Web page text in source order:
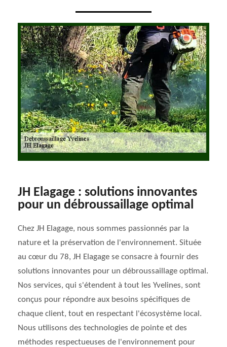
JH Elagage : solutions innovantes
pour un débroussaillage optimal
Chez JH Elagage, nous sommes passionnés par la
nature et la préservation de l'environnement. Située
au cœur du 78, JH Elagage se consacre à fournir des
solutions innovantes pour un débroussaillage optimal.
Nos services, qui s'étendent à tout les Yvelines, sont
conçus pour répondre aux besoins spécifiques de
chaque client, tout en respectant l'écosystème local.
Nous utilisons des technologies de pointe et des
méthodes respectueuses de l'environnement pour